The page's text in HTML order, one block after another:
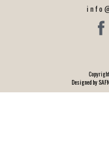
Designed by